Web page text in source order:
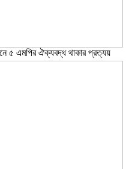
৫ এমপির ঐক্যবদ্ধ থাকার প্রত্যয়